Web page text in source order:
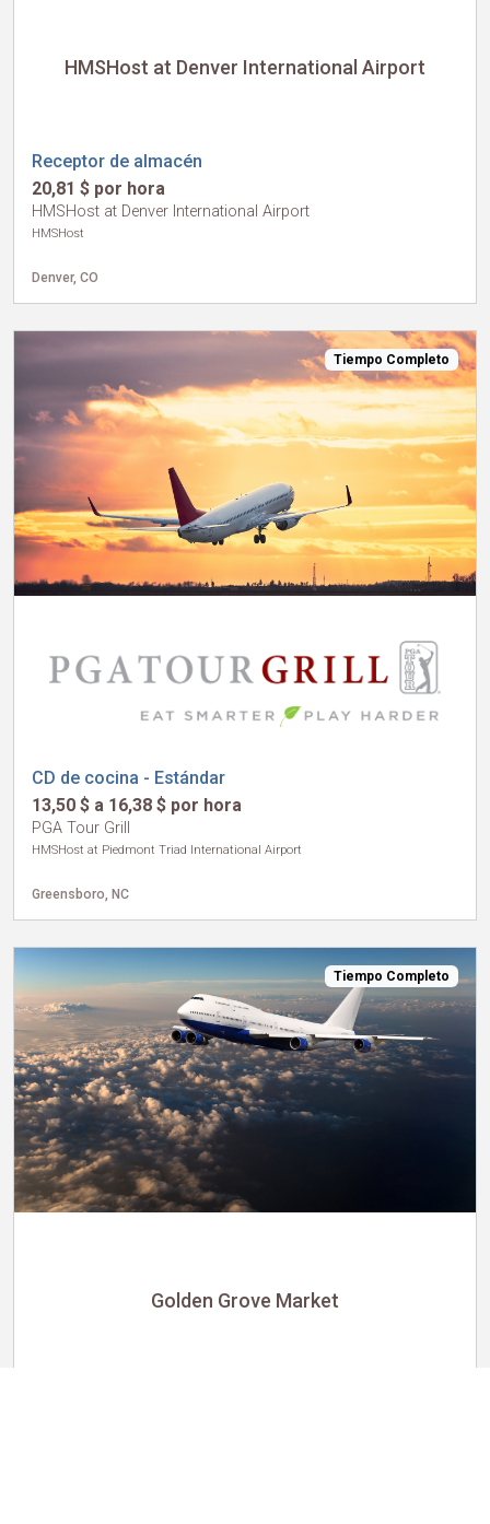
HMSHost at Denver International Airport
Receptor de almacén
20,81 $ por hora
HMSHost at Denver International Airport
HMSHost
Denver, CO
Tiempo Completo
CD de cocina - Estándar
13,50 $ a 16,38 $ por hora
PGA Tour Grill
HMSHost at Piedmont Triad International Airport
Greensboro, NC
Tiempo Completo
Golden Grove Market